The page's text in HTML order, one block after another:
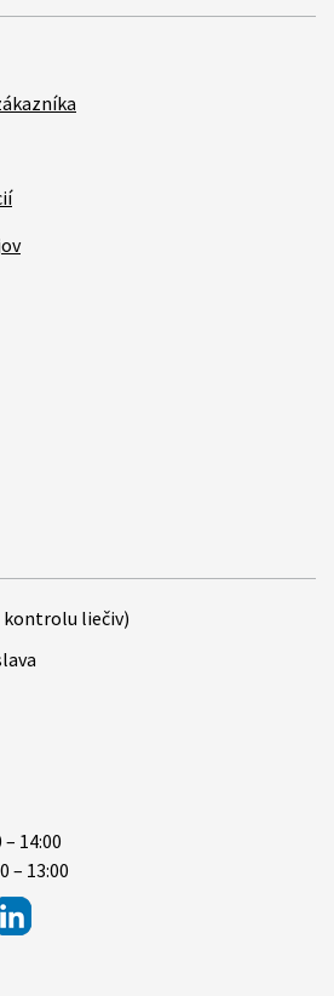
kontrolu liečiv)
14:00
– 13:00